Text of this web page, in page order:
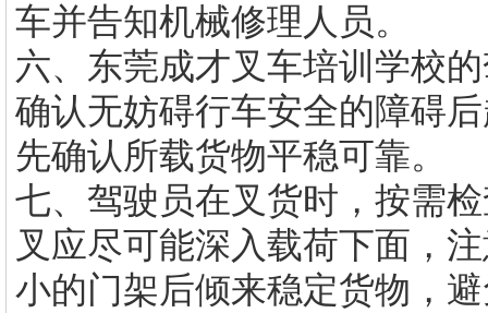
车并告知机械修理人员。
六、东莞成才叉车培训 学校
确认无妨碍行车安全的障碍
先确认所载货物平稳可靠。
七、驾驶员在叉货时，按需
叉应尽可能深入载荷下面，
小的门架后倾来稳定货物，